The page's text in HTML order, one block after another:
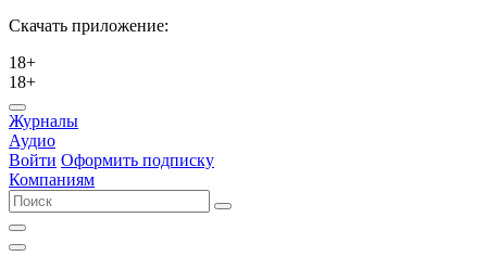
Скачать приложение:
18+
18+
Журналы
Аудио
Войти Оформить подписку
Компаниям